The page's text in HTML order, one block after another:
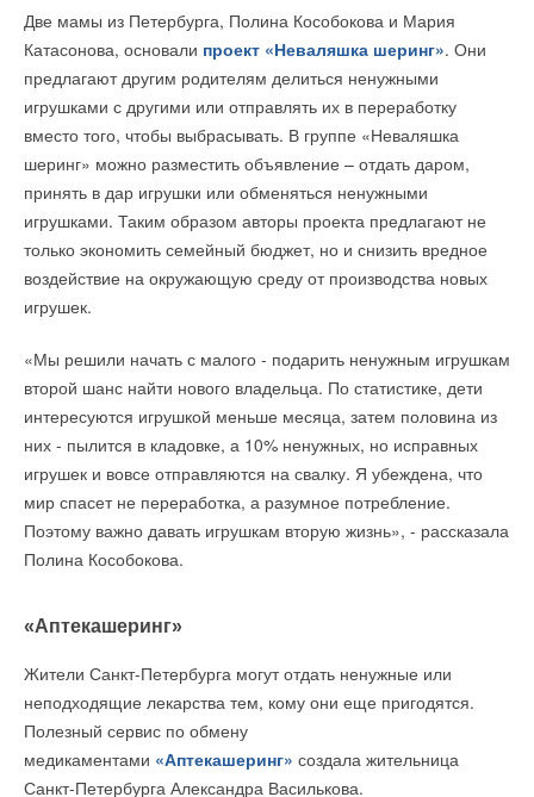
Две мамы из Петербурга, Полина Кособокова и Мария
Катасонова, основали проект «Неваляшка шеринг». Они
предлагают другим родителям делиться ненужными
игрушками с другими или отправлять их в переработку
вместо того, чтобы выбрасывать. В группе «Неваляшка
шеринг» можно разместить объявление – отдать даром,
принять в дар игрушки или обменяться ненужными
игрушками. Таким образом авторы проекта предлагают не
только экономить семейный бюджет, но и снизить вредное
воздействие на окружающую среду от производства новых
игрушек.
«Мы решили начать с малого - подарить ненужным игрушкам
второй шанс найти нового владельца. По статистике, дети
интересуются игрушкой меньше месяца, затем половина из
них - пылится в кладовке, а 10% ненужных, но исправных
игрушек и вовсе отправляются на свалку. Я убеждена, что
мир спасет не переработка, а разумное потребление.
Поэтому важно давать игрушкам вторую жизнь», - рассказала
Полина Кособокова.
«Аптекашеринг»
Жители Санкт-Петербурга могут отдать ненужные или
неподходящие лекарства тем, кому они еще пригодятся.
Полезный сервис по обмену
медикаментами «Аптекашеринг» создала жительница
Санкт-Петербурга Александра Василькова.
нагревать. Это в реальных условиях работы не встречается.
Соответственно, и мороз им не страшен — паспортная
устойчивость до минус 40.
Что касается снега — да, при сильных снегопадах, конечно,
нужно чистить. Хочу отметить, что, когда солнечный свет
попадает на панель, он не весь преобразуется в
электроэнергию, часть переходит в тепловую, то есть панели
немного греются, и часть снега на них просто тает.
Остальное приходится убирать. Но сам по себе снег не
критичен.
— Для горного, а тем более металлургического производства
нужно много электроэнергии. СЭС способны дать такую
мощность?
— Самые крупные СЭС в мире, такие как солнечные парки в
Китае, Индии, США, по мощности уже вполне сопоставимы с
атомными электростанциями. Они занимают достаточно
большие пространства, из расчёта примерно 1,5 гектара
тысячи гектаров. 15 квадратных километров — это немало,
но такие реализованные примеры уже есть.
Одна из последних новостей: Shell Brasil Petroleo,
бразильская «дочка» нефтегазового концерна Shell, и
Gerdau, крупнейший производитель стального сортового